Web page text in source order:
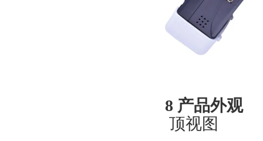
8 产品外观
顶视图